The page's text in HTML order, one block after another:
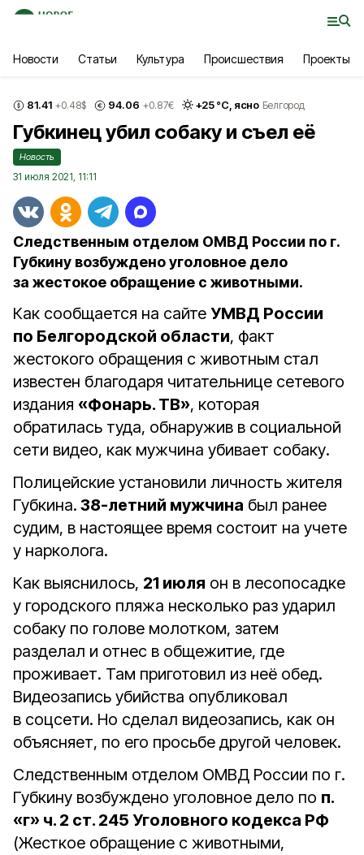
Новости Статьи Культура Происшествия Проекты
81.41 +0.48$ 94.06 +0.87€ +25°С, ясно Белгород
Губкинец убил собаку и съел её
Новость
31 июля 2021, 11:11
Следственным отделом ОМВД России по г.
Губкину возбуждено уголовное дело
за жестокое обращение с животными.
Как сообщается на сайте УМВД России
по Белгородской области, факт
жестокого обращения с животным стал
известен благодаря читательнице сетевого
издания «Фонарь. ТВ», которая
обратилась туда, обнаружив в социальной
сети видео, как мужчина убивает собаку.
Полицейские установили личность жителя
Губкина. 38-летний мужчина был ранее
судим, в настоящее время состоит на учете
у нарколога.
Как выяснилось, 21 июля он в лесопосадке
у городского пляжа несколько раз ударил
собаку по голове молотком, затем
разделал и отнес в общежитие, где
проживает. Там приготовил из неё обед.
Видеозапись убийства опубликовал
в соцсети. Но сделал видеозапись, как он
объясняет, по его просьбе другой человек.
Следственным отделом ОМВД России по г.
Губкину возбуждено уголовное дело по п.
«г» ч. 2 ст. 245 Уголовного кодекса РФ
(Жесткое обращение с животными,